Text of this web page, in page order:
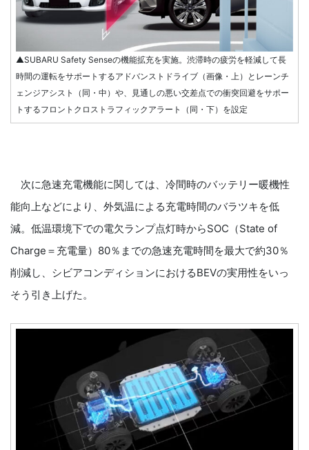
▲SUBARU Safety Senseの機能拡充を実施。渋滞時の疲労を軽減して長
時間の運転をサポートするアドバンストドライブ（画像・上）とレーンチ
ェンジアシスト（同・中）や、見通しの悪い交差点での衝突回避をサポー
トするフロントクロストラフィックアラート（同・下）を設定
次に急速充電機能に関しては、冷間時のバッテリー暖機性
能向上などにより、外気温による充電時間のバラツキを低
減。低温環境下での電欠ランプ点灯時からSOC（State of
Charge＝充電量）80％までの急速充電時間を最大で約30％
削減し、シビアコンディションにおけるBEVの実用性をいっ
そう引き上げた。